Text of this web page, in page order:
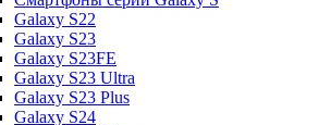
Galaxy S22
Galaxy S23
Galaxy S23FE
Galaxy S23 Ultra
Galaxy S23 Plus
Galaxy S24